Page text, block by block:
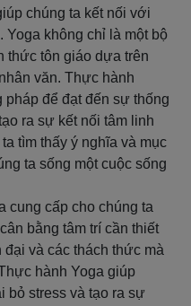
chúng ta kết nối với
Yoga không chỉ là một bộ
thức tôn giáo dựa trên
văn. Thực hành
để đạt đến sự thống
ra sự kết nối tâm linh
tìm thấy ý nghĩa và mục
ta sống một cuộc sống
cung cấp cho chúng ta
bằng tâm trí cần thiết
và các thách thức mà
hành Yoga giúp
bỏ stress và tạo ra sự